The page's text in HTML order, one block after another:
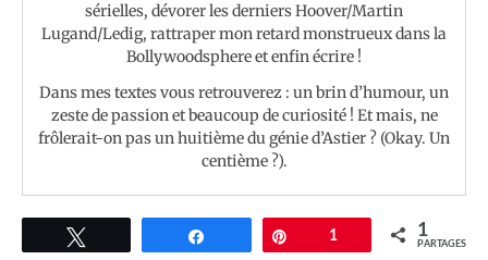
sérielles, dévorer les derniers Hoover/Martin
Lugand/Ledig, rattraper mon retard monstrueux dans la
Bollywoodsphere et enfin écrire !
Dans mes textes vous retrouverez : un brin d’humour, un
zeste de passion et beaucoup de curiosité ! Et mais, ne
frôlerait-on pas un huitième du génie d’Astier ? (Okay. Un
centième ?).
Partagez Épingle
1 1
PARTAGES